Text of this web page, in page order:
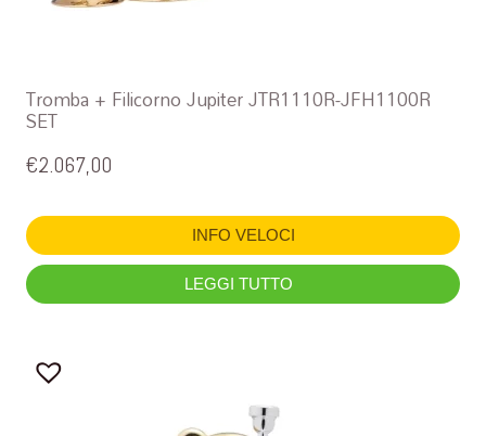
Tromba + Filicorno Jupiter JTR1110R-JFH1100R
SET
€2.067,00
INFO VELOCI
LEGGI TUTTO